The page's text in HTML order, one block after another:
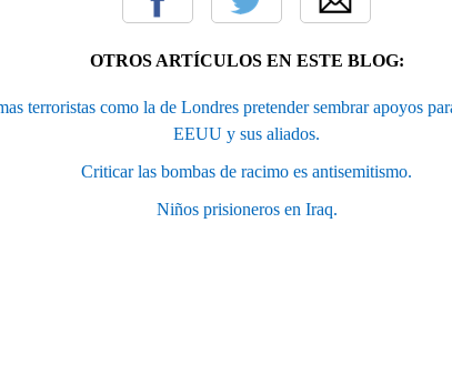
OTROS ARTÍCULOS EN ESTE BLOG:
terroristas como la de Londres pretender sembrar apoyos
EEUU y sus aliados.
Criticar las bombas de racimo es antisemitismo.
Niños prisioneros en Iraq.